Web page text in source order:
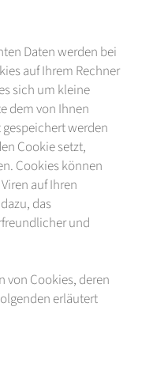
Daten werden bei
auf Ihrem Rechner
sich um kleine
dem von Ihnen
werden
Cookie setzt,
Cookies können
auf Ihren
das
und
von Cookies, deren
erläutert